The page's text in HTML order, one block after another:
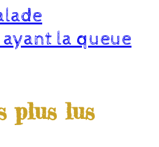
ayant la queue
plus lus